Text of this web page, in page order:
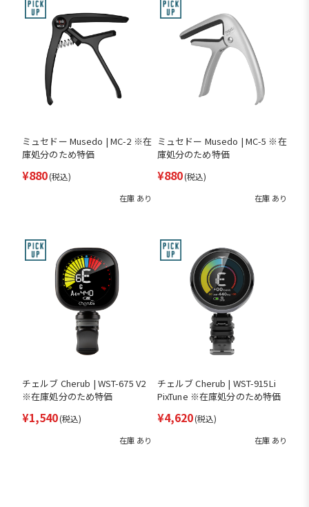
ミュセドー Musedo | MC-2 ※在
庫処分のため特価
¥880(税込)
在庫 あり
ミュセドー Musedo | MC-5 ※在
庫処分のため特価
¥880(税込)
在庫 あり
チェルブ Cherub | WST-675 V2
※在庫処分のため特価
¥1,540(税込)
在庫 あり
チェルブ Cherub | WST-915Li
PixTune ※在庫処分のため特価
¥4,620(税込)
在庫 あり